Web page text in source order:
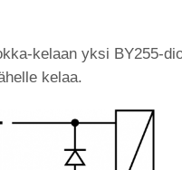
kelaan yksi BY255-
kelaa.